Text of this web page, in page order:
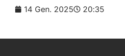
14 Gen. 2025 20:35